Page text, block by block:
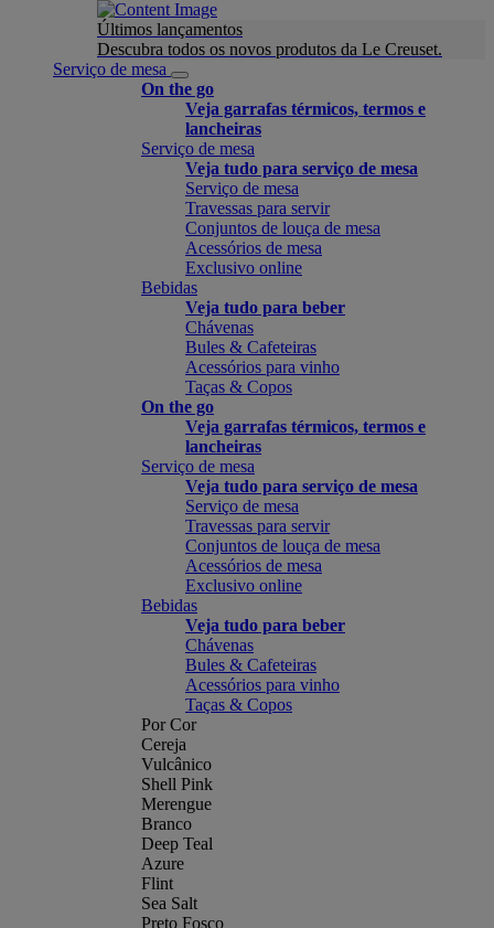
Últimos lançamentos
Descubra todos os novos produtos da Le Creuset.
Serviço de mesa
On the go
Veja garrafas térmicos, termos e
lancheiras
Serviço de mesa
Veja tudo para serviço de mesa
Serviço de mesa
Travessas para servir
Conjuntos de louça de mesa
Acessórios de mesa
Exclusivo online
Bebidas
Veja tudo para beber
Chávenas
Bules & Cafeteiras
Acessórios para vinho
Taças & Copos
On the go
Veja garrafas térmicos, termos e
lancheiras
Serviço de mesa
Veja tudo para serviço de mesa
Serviço de mesa
Travessas para servir
Conjuntos de louça de mesa
Acessórios de mesa
Exclusivo online
Bebidas
Veja tudo para beber
Chávenas
Bules & Cafeteiras
Acessórios para vinho
Taças & Copos
Por Cor
Cereja
Vulcânico
Shell Pink
Merengue
Branco
Deep Teal
Azure
Flint
Sea Salt
Preto Fosco